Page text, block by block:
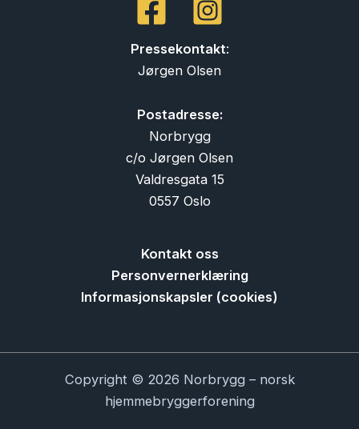
Pressekontakt:
Jørgen Olsen
Postadresse:
Norbrygg
c/o Jørgen Olsen
Valdresgata 15
0557 Oslo
Kontakt oss
Personvernerklæring
Informasjonskapsler (cookies)
Copyright © 2026 Norbrygg – norsk
hjemmebryggerforening